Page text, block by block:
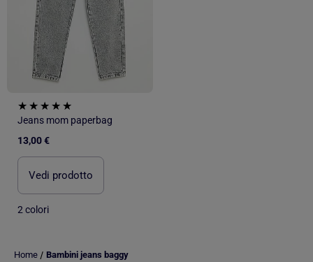
Jeans mom paperbag
13,00 €
Vedi prodotto
2 colori
Home / Bambini jeans baggy